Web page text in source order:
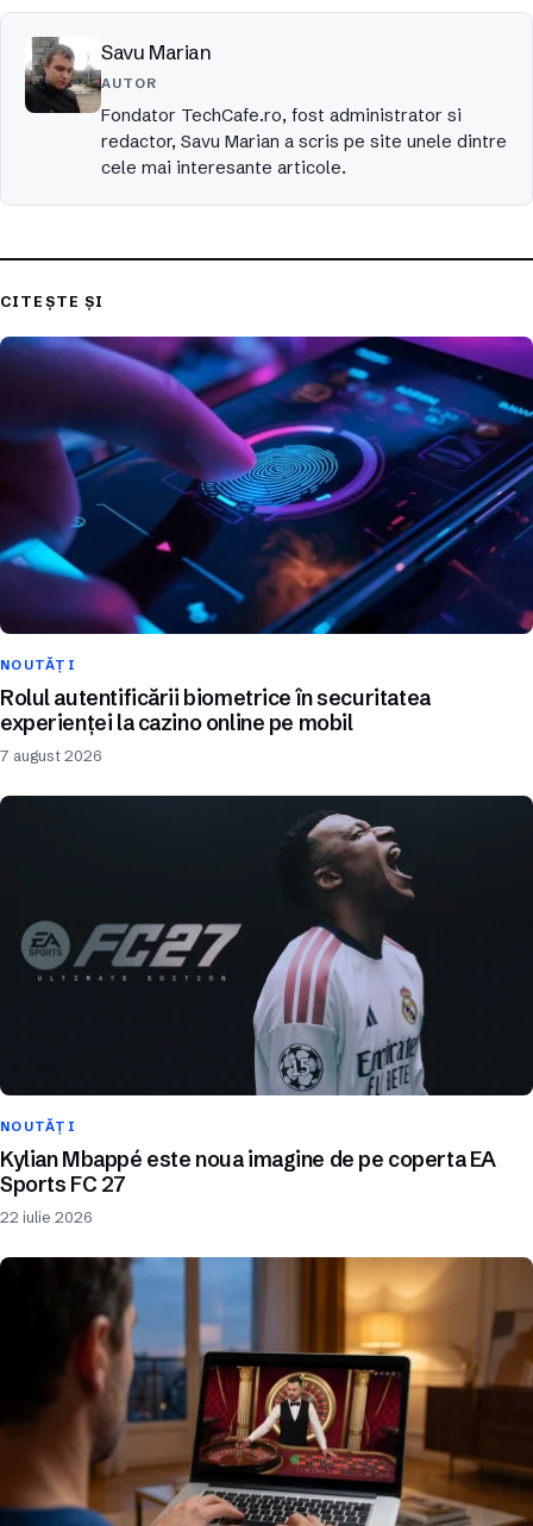
Savu Marian
AUTOR
Fondator TechCafe.ro, fost administrator si
redactor, Savu Marian a scris pe site unele dintre
cele mai interesante articole.
CITEȘTE ȘI
NOUTĂȚI
Rolul autentificării biometrice în securitatea
experienței la cazino online pe mobil
7 august 2026
NOUTĂȚI
Kylian Mbappé este noua imagine de pe coperta EA
Sports FC 27
22 iulie 2026